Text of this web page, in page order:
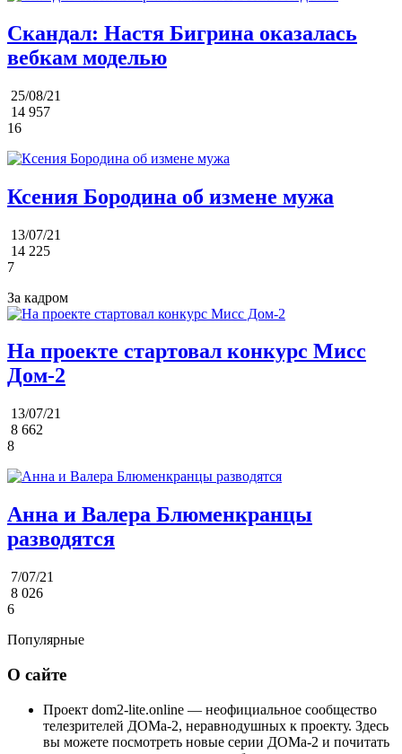
Скандал: Настя Бигрина оказалась
вебкам моделью
25/08/21
14 957
16
Ксения Бородина об измене мужа
13/07/21
14 225
7
За кадром
На проекте стартовал конкурс Мисс
Дом-2
13/07/21
8 662
8
Анна и Валера Блюменкранцы
разводятся
7/07/21
8 026
6
Популярные
О сайте
Проект dom2-lite.online — неофициальное сообщество
телезрителей ДОМа-2, неравнодушных к проекту. Здесь
вы можете посмотреть новые серии ДОМа-2 и почитать